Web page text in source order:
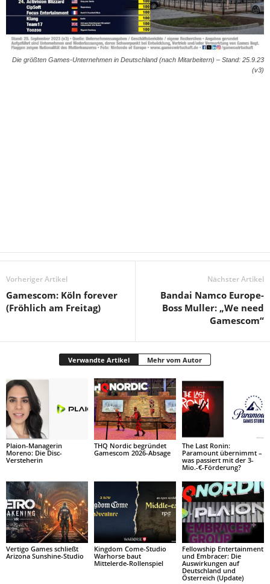
Die größten Games-Unternehmen in Deutschland (nach Mitarbeitern) – Stand: 25.9.23
(v3)
Vorheriger Artikel
Gamescom: Köln forever
(Fröhlich am Freitag)
Nächster Artikel
Bandai Namco Europe-
Boss Muller: „We need
Gamescom“
Verwandte Artikel Mehr vom Autor
Plaion-Managerin
Moreno: Die Disc-
Versteherin
THQ Nordic begründet
Gamescom 2026-Absage
The Last Ronin:
Paramount übernimmt –
was passiert mit der 3-
Mio.-€-Förderung?
Vertigo Games schließt
Arizona Sunshine-Studio
Kingdom Come-Studio
Warhorse baut
Mittelerde-Rollenspiel
Fellowship Entertainment
und Embracer: Die
Auswirkungen auf
Deutschland und
Österreich (Update)